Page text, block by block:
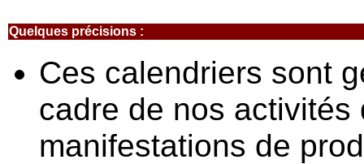
Quelques précisions :
Ces calendriers sont
cadre de nos
manifestations de